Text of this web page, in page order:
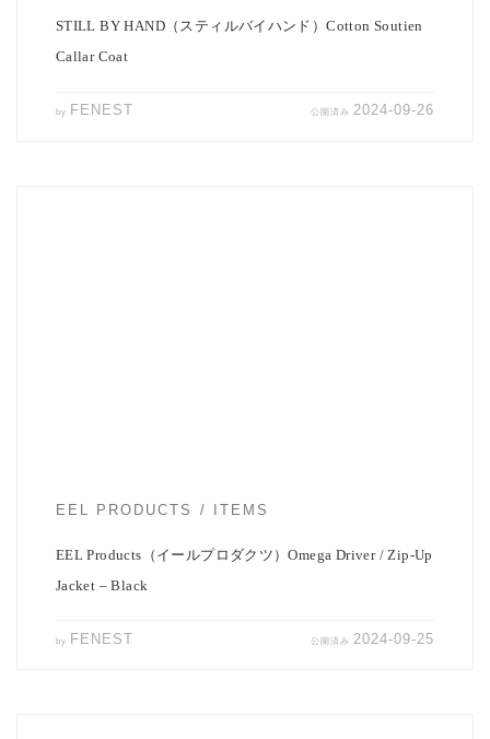
STILL BY HAND（スティルバイハンド）Cotton Soutien
Callar Coat
by FENEST 公開済み2024-09-26
EEL PRODUCTS ITEMS
EEL Products（イールプロダクツ）Omega Driver / Zip-Up
Jacket – Black
by FENEST 公開済み 2024-09-25